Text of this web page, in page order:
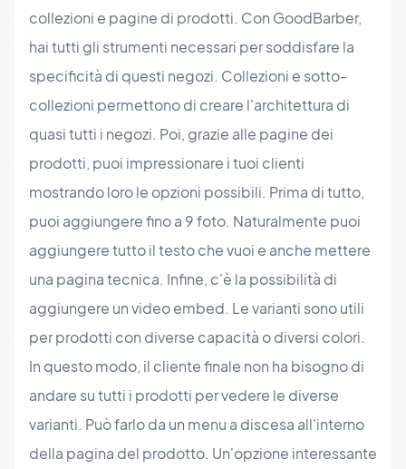
collezioni e pagine di prodotti. Con GoodBarber,
hai tutti gli strumenti necessari per soddisfare la
specificità di questi negozi. Collezioni e sotto-
collezioni permettono di creare l'architettura di
quasi tutti i negozi. Poi, grazie alle pagine dei
prodotti, puoi impressionare i tuoi clienti
mostrando loro le opzioni possibili. Prima di tutto,
puoi aggiungere fino a 9 foto. Naturalmente puoi
aggiungere tutto il testo che vuoi e anche mettere
una pagina tecnica. Infine, c'è la possibilità di
aggiungere un video embed. Le varianti sono utili
per prodotti con diverse capacità o diversi colori.
In questo modo, il cliente finale non ha bisogno di
andare su tutti i prodotti per vedere le diverse
varianti. Può farlo da un menu a discesa all'interno
della pagina del prodotto. Un'opzione interessante